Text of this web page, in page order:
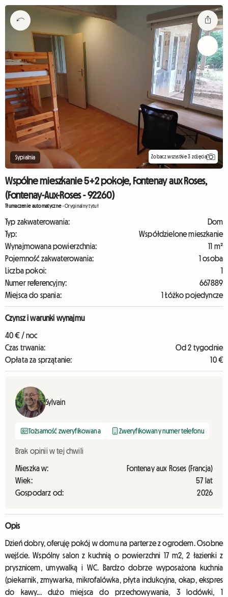
Sypialnia Zobacz wszystkie 3 zdjęcia
Wspólne mieszkanie 5+2 pokoje, Fontenay aux Roses,
(Fontenay-Aux-Roses - 92260)
Tłumaczenie automatyczne-Oryginalny tytuł
Typ zakwaterowania:
Dom
Typ:
Współdzielone mieszkanie
Wynajmowana powierzchnia:
11 m²
Pojemność zakwaterowania:
1 osoba
Liczba pokoi:
1
Numer referencyjny:
667889
Miejsca do spania:
1 Łóżko pojedyncze
Czynsz i warunki wynajmu
40 € / noc
Czas trwania:
Od 2 tygodnie
Opłata za sprzątanie:
10 €
Sylvain
Tożsamość zweryfikowana Zweryfikowany numer telefonu
Brak opinii w tej chwili
Mieszka w:
Fontenay aux Roses (Francja)
Wiek:
57 lat
Gospodarz od:
2026
Opis
Dzień dobry, oferuję pokój w domu na parterze z ogrodem. Osobne
wejście. Wspólny salon z kuchnią o powierzchni 17 m2, 2 łazienki z
prysznicem, umywalką i WC. Bardzo dobrze wyposażona kuchnia
(piekarnik, zmywarka, mikrofalówka, płyta indukcyjna, okap, ekspres
do kawy... dużo miejsca do przechowywania, 3 lodówki, 1